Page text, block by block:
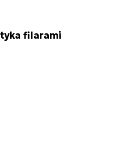
filarami